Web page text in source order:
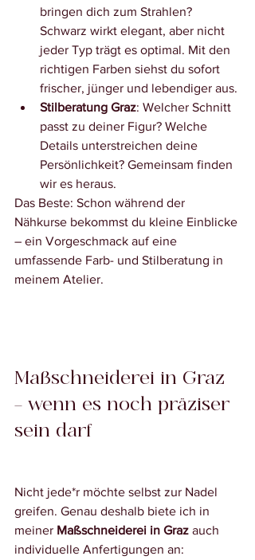
bringen dich zum Strahlen?
Schwarz wirkt elegant, aber nicht
jeder Typ trägt es optimal. Mit den
richtigen Farben siehst du sofort
frischer, jünger und lebendiger aus.
Stilberatung Graz: Welcher Schnitt
passt zu deiner Figur? Welche
Details unterstreichen deine
Persönlichkeit? Gemeinsam finden
wir es heraus.
Das Beste: Schon während der
Nähkurse bekommst du kleine Einblicke
– ein Vorgeschmack auf eine
umfassende Farb- und Stilberatung in
meinem Atelier.
Maßschneiderei in Graz
– wenn es noch präziser
sein darf
Nicht jede*r möchte selbst zur Nadel
greifen. Genau deshalb biete ich in
meiner Maßschneiderei in Graz auch
individuelle Anfertigungen an: